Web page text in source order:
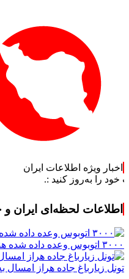
اخبار ویژه اطلاعات ایران
به‌روز کنید :.
اطلاعات لحظه‌ای ایران و
۳۰۰۰ اتوبوس وعده داده شده هنوز وارد طرح اربعین نشده است
تونل زیارباغ جاده هراز